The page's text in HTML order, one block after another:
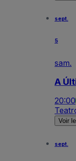
sept.
5
sam.
A
20:00
Voir
sept.